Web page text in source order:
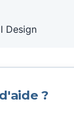
Design
d'aide ?